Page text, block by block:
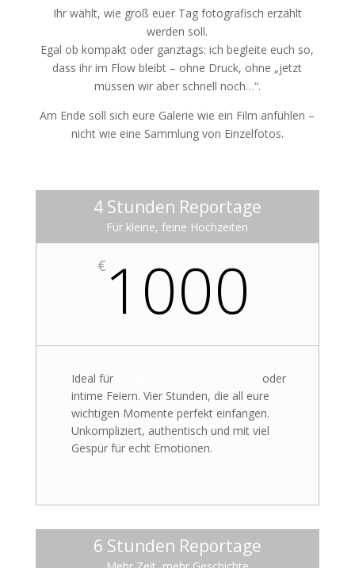
Ihr wählt, wie groß euer Tag fotografisch erzählt
werden soll.
Egal ob kompakt oder ganztags: ich begleite euch so,
dass ihr im Flow bleibt – ohne Druck, ohne „jetzt
müssen wir aber schnell noch…“.
Am Ende soll sich eure Galerie wie ein Film anfühlen –
nicht wie eine Sammlung von Einzelfotos.
4 Stunden Reportage
Für kleine, feine Hochzeiten
€1000
Ideal für
oder
intime Feiern. Vier Stunden, die all eure
wichtigen Momente perfekt einfangen.
Unkompliziert, authentisch und mit viel
Gespür für echt Emotionen.
6 Stunden Reportage